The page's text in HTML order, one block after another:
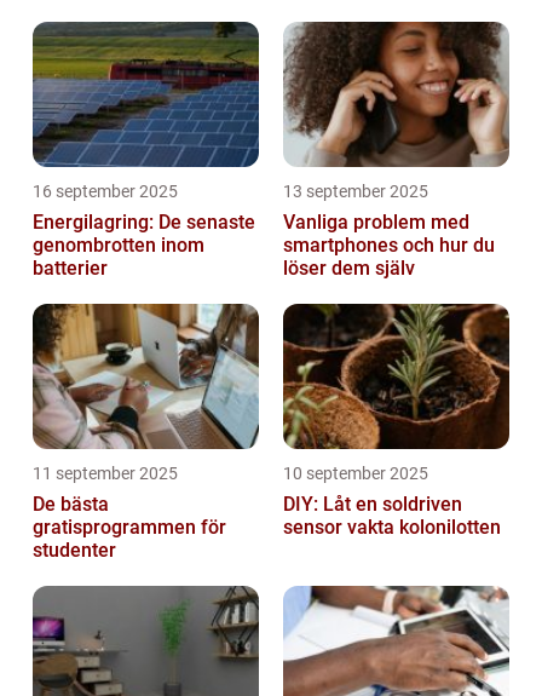
16 september 2025
Energilagring: De senaste
genombrotten inom
batterier
13 september 2025
Vanliga problem med
smartphones och hur du
löser dem själv
11 september 2025
De bästa
gratisprogrammen för
studenter
10 september 2025
DIY: Låt en soldriven
sensor vakta kolonilotten